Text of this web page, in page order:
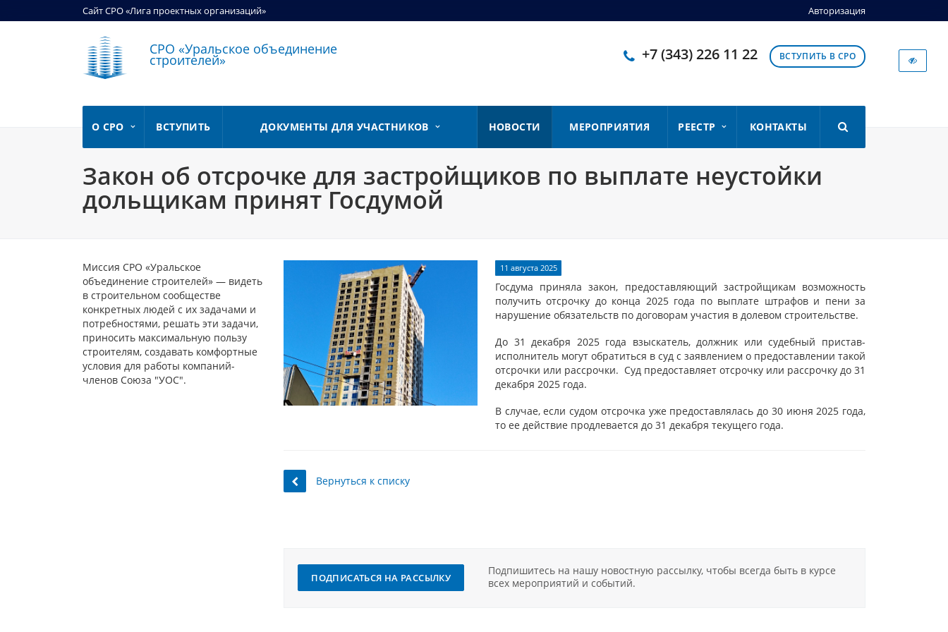
Сайт СРО «Лига проектных организаций» Авторизация
СРО «Уральское объединение
строителей» ВСТУПИТЬ В СРО
+7 (343) 226 11 22
О СРО ВСТУПИТЬ ДОКУМЕНТЫ ДЛЯ УЧАСТНИКОВ НОВОСТИ МЕРОПРИЯТИЯ РЕЕСТР КОНТАКТЫ
Закон об отсрочке для застройщиков по выплате неустойки
дольщикам принят Госдумой
Миссия СРО «Уральское
объединение строителей» — видеть
в строительном сообществе
конкретных людей с их задачами и
потребностями, решать эти задачи,
приносить максимальную пользу
строителям, создавать комфортные
условия для работы компаний-
членов Союза "УОС".
11 августа 2025
Госдума приняла закон, предоставляющий застройщикам возможность
получить отсрочку до конца 2025 года по выплате штрафов и пени за
нарушение обязательств по договорам участия в долевом строительстве.
До 31 декабря 2025 года взыскатель, должник или судебный пристав-
исполнитель могут обратиться в суд с заявлением о предоставлении такой
отсрочки или рассрочки. Суд предоставляет отсрочку или рассрочку до 31
декабря 2025 года.
В случае, если судом отсрочка уже предоставлялась до 30 июня 2025 года,
то ее действие продлевается до 31 декабря текущего года.
Вернуться к списку
ПОДПИСАТЬСЯ НА РАССЫЛКУ
Подпишитесь на нашу новостную рассылку, чтобы всегда быть в курсе
всех мероприятий и событий.